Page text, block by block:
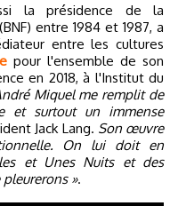
la présidence de la
entre 1984 et 1987, a
entre les cultures
pour l'ensemble de son
en 2018, à l'Institut du
Miquel me remplit de
et surtout un immense
Jack Lang. Son œuvre
On lui doit en
et Unes Nuits et des
».